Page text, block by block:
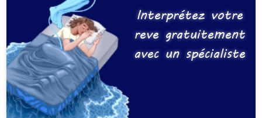
Interprétez votre
reve gratuitement
avec un spécialiste